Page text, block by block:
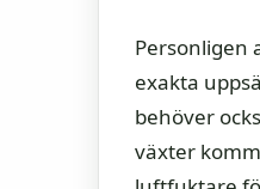
Personligen
exakta
behöver
växter